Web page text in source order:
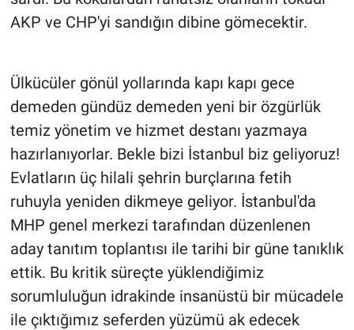
AKP ve CHP'yi sandığın dibine gömecektir.
Ülkücüler gönül yollarında kapı kapı gece
demeden gündüz demeden yeni bir özgürlük
temiz yönetim ve hizmet destanı yazmaya
hazırlanıyorlar. Bekle bizi İstanbul biz geliyoruz!
Evlatların üç hilali şehrin burçlarına fetih
ruhuyla yeniden dikmeye geliyor. İstanbul'da
MHP genel merkezi tarafından düzenlenen
aday tanıtım toplantısı ile tarihi bir güne tanıklık
ettik. Bu kritik süreçte yüklendiğimiz
sorumluluğun idrakinde insanüstü bir mücadele
ile çıktığımız seferden yüzümü ak edecek